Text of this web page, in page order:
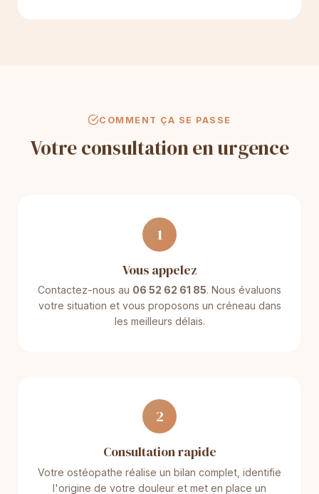
COMMENT ÇA SE PASSE
Votre consultation en urgence
1
Vous appelez
Contactez-nous au 06 52 62 61 85. Nous évaluons
votre situation et vous proposons un créneau dans
les meilleurs délais.
2
Consultation rapide
Votre ostéopathe réalise un bilan complet, identifie
l'origine de votre douleur et met en place un